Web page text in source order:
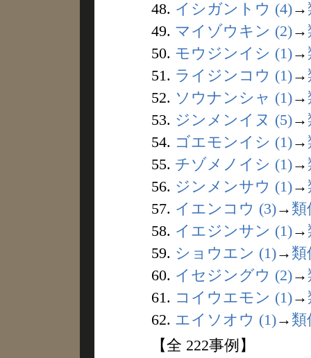
48. イシガントウ (4)→
49. マイゾウキン (2)→
50. モウジンイシ (1)→
51. ライジンコウ (1)→
52. ソウナンシャ (1)→
53. ジンメンイヌ (5)→
54. ゴエモンイシ (1)→
55. チゾメノイシ (1)→
56. ジンメンサウ (1)→
57. イエンコウ (3)→ 類
58. イエジンサン (1)→
59. ショウエン (1)→ 類
60. イセジングウ (2)→
61. コイウエモン (1)→
62. エイソオウ (1)→ 類
【全 222事例】